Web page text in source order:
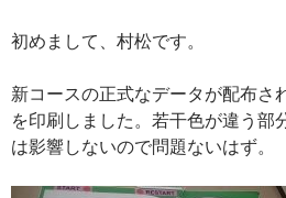
初めまして、村松です。
新コースの正式なデータが配布さ
を印刷しました。若干色が違う部
は影響しないので問題ないはず。